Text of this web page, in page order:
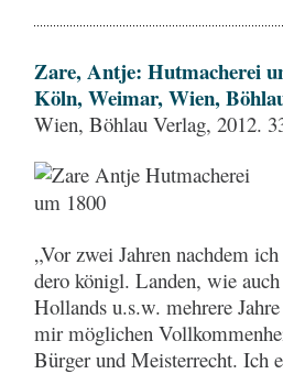
Zare, Antje: Hutmacherei
Köln, Weimar, Wien,
Wien, Böhlau Verlag, 2012.
„Vor zwei Jahren nachdem
dero königl. Landen, wie
Hollands u.s.w. mehrere
mir möglichen
Bürger und Meisterrecht.